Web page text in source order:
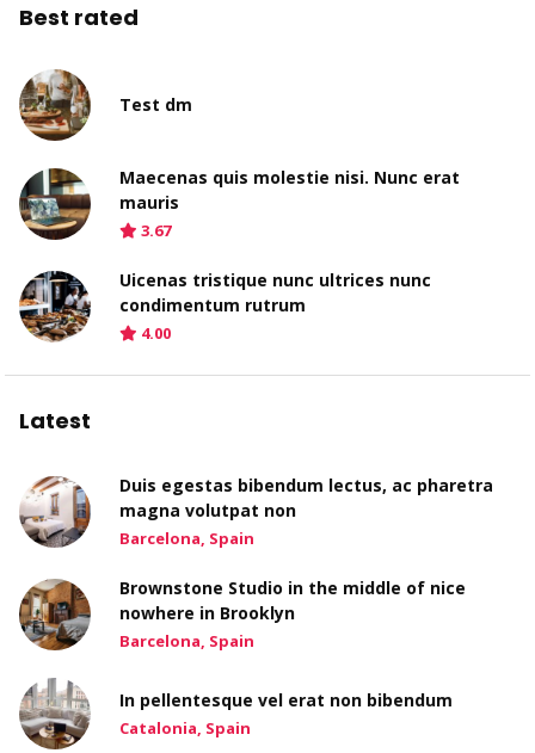
Best rated
Test dm
Maecenas quis molestie nisi. Nunc erat
mauris
3.67
Uicenas tristique nunc ultrices nunc
condimentum rutrum
4.00
Latest
Duis egestas bibendum lectus, ac pharetra
magna volutpat non
Barcelona, Spain
Brownstone Studio in the middle of nice
nowhere in Brooklyn
Barcelona, Spain
In pellentesque vel erat non bibendum
Catalonia, Spain